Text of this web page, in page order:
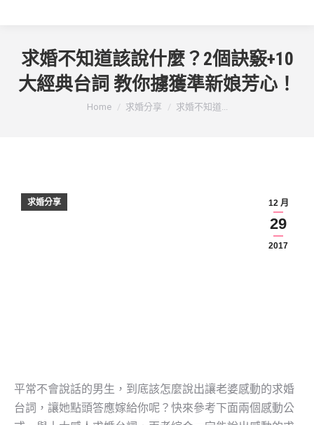
求婚不知道該說什麼？2個訣竅+10
大經典台詞 教你擄獲準新娘芳心！
You are here:
Home 求婚分享 求婚不知道...
12 月
29
2017
求婚分享
平常不會說話的男生，到底該怎麼說出讓老婆感動的求婚
台詞，讓她點頭答應嫁給你呢？快來參考下面兩個感動公